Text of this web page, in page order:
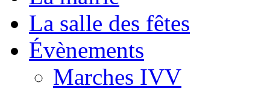
La salle des fêtes
Évènements
Marches IVV